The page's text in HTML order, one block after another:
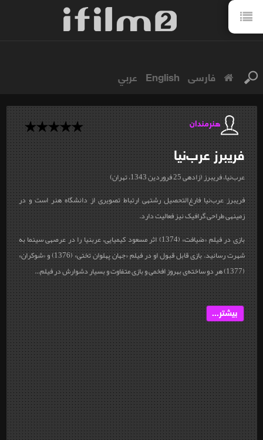
فارسی English عربي
هنرمندان
فریبرزعرب‌نیا
عرب‌نیا، فریبرز (زاده‎ی 25 فروردین 1343، تهران)
فریبرز عرب‌نیا فارغ‌التحصیل رشته‎ی ارتباط تصویری از دانشگاه هنر است و در
زمینه‎ی طراحی گرافیک نیز فعالیت دارد.
بازی در فیلم «ضیافت» (1374) اثر مسعود کیمیایی، عرب‎نیا را در عرصه‎ی سینما به
شهرت رسانید. بازی قابل قبول او در فیلم «جهان پهلوان تختی» (1376) و «شوکران»
(1377) هر دو ساخته‌ی بهروز افخمی و بازی متفاوت و بسیار دشوارش در فیلم...
بیشتر...